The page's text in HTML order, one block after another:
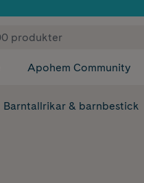
✓ Fri frakt
Apohem Community
Barntallrikar & barnbestick